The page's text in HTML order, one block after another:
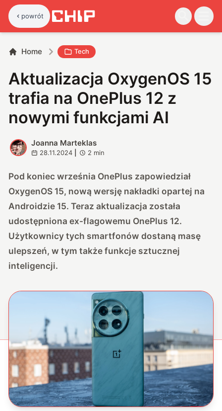
powrót
Home Tech
Aktualizacja OxygenOS 15
trafia na OnePlus 12 z
nowymi funkcjami AI
J
Joanna Marteklas
28.11.2024 2 min
Pod koniec września OnePlus zapowiedział
OxygenOS 15, nową wersję nakładki opartej na
Androidzie 15. Teraz aktualizacja została
udostępniona ex-flagowemu OnePlus 12.
Użytkownicy tych smartfonów dostaną masę
ulepszeń, w tym także funkcje sztucznej
inteligencji.